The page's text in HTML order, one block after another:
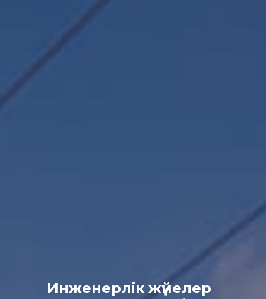
Инженерлік жүйелер
-инфильтрациялық